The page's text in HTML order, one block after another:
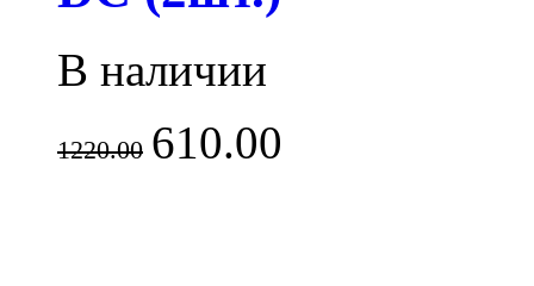
В наличии
1220.00 610.00